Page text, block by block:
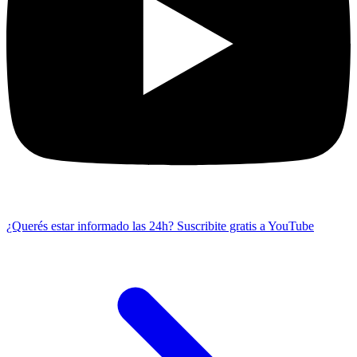
¿Querés estar informado las 24h? Suscribite gratis a YouTube